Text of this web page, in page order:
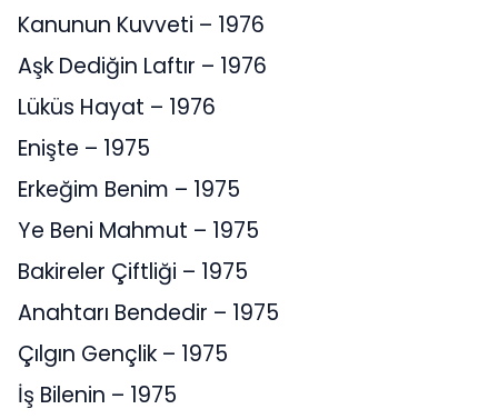
Kanunun Kuvveti – 1976
Aşk Dediğin Laftır – 1976
Lüküs Hayat – 1976
Enişte – 1975
Erkeğim Benim – 1975
Ye Beni Mahmut – 1975
Bakireler Çiftliği – 1975
Anahtarı Bendedir – 1975
Çılgın Gençlik – 1975
İş Bilenin – 1975